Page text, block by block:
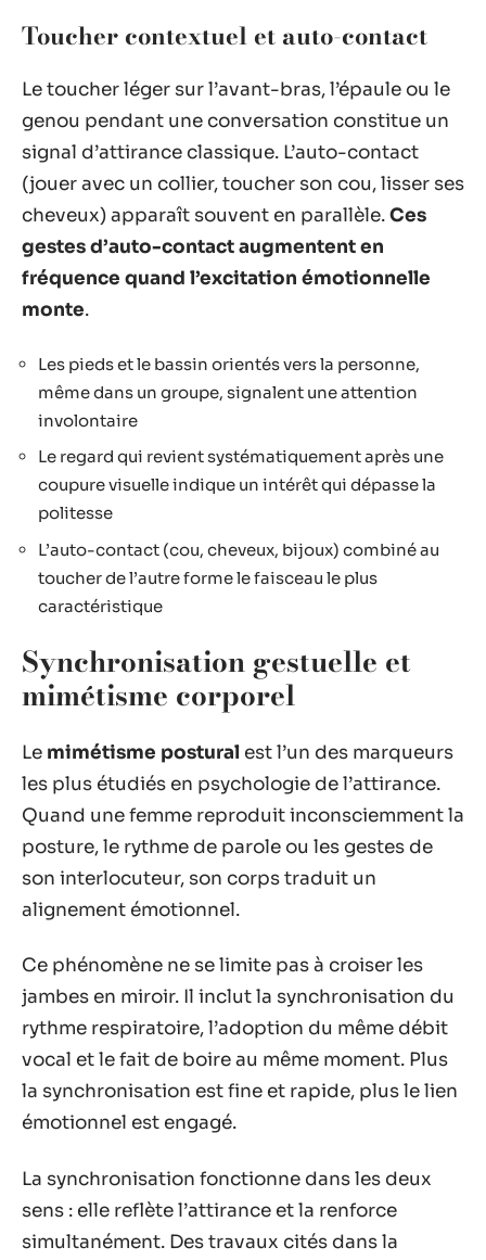
Toucher contextuel et auto-contact
Le toucher léger sur l’avant-bras, l’épaule ou le
genou pendant une conversation constitue un
signal d’attirance classique. L’auto-contact
(jouer avec un collier, toucher son cou, lisser ses
cheveux) apparaît souvent en parallèle.Ces
gestes d’auto-contact augmentent en
fréquence quand l’excitation émotionnelle
monte.
Les pieds et le bassin orientés vers la personne,
même dans un groupe, signalent une attention
involontaire
Le regard qui revient systématiquement après une
coupure visuelle indique un intérêt qui dépasse la
politesse
L’auto-contact (cou, cheveux, bijoux) combiné au
toucher de l’autre forme le faisceau le plus
caractéristique
Synchronisation gestuelle et
mimétisme corporel
Le mimétisme postural est l’un des marqueurs
les plus étudiés en psychologie de l’attirance.
Quand une femme reproduit inconsciemment la
posture, le rythme de parole ou les gestes de
son interlocuteur, son corps traduit un
alignement émotionnel.
Ce phénomène ne se limite pas à croiser les
jambes en miroir. Il inclut la synchronisation du
rythme respiratoire, l’adoption du même débit
vocal et le fait de boire au même moment. Plus
la synchronisation est fine et rapide, plus le lien
émotionnel est engagé.
La synchronisation fonctionne dans les deux
sens : elle reflète l’attirance et la renforce
simultanément. Des travaux cités dans la